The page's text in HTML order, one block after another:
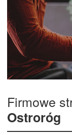
Firmowe
Ostroróg